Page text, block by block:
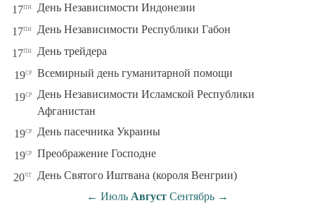
17пн День Независимости Индонезии
17пн День Независимости Республики Габон
17пн День трейдера
19ср Всемирный день гуманитарной помощи
19ср
День Независимости Исламской Республики
Афганистан
19ср День пасечника Украины
19ср Преображение Господне
20чт
День Святого Иштвана (короля Венгрии)
← Июль Август Сентябрь →